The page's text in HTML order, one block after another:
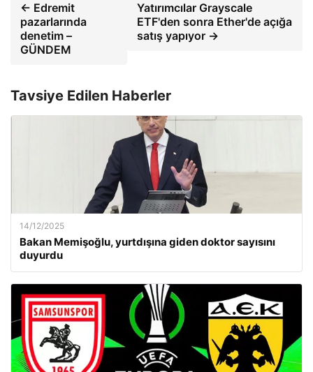
← Edremit
pazarlarında
denetim –
GÜNDEM
Yatırımcılar Grayscale
ETF'den sonra Ether'de açığa
satış yapıyor →
Tavsiye Edilen Haberler
14/12/2025
Bakan Memişoğlu, yurtdışına giden doktor sayısını
duyurdu